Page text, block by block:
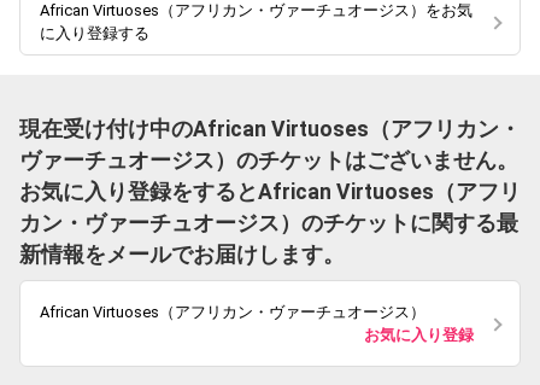
African Virtuoses（アフリカン・ヴァーチュオージス）をお気
に入り登録する
現在受け付け中のAfrican Virtuoses（アフリカン・
ヴァーチュオージス）のチケットはございません。
お気に入り登録をするとAfrican Virtuoses（アフリ
カン・ヴァーチュオージス）のチケットに関する最
新情報をメールでお届けします。
African Virtuoses（アフリカン・ヴァーチュオージス）
お気に入り登録